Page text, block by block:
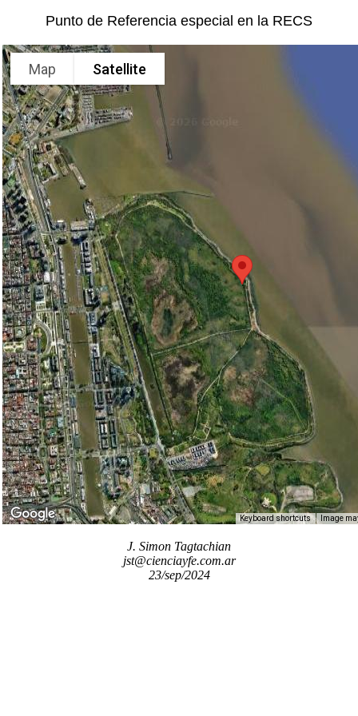
Punto de Referencia especial en la RECS
Map Satellite
Keyboard shortcuts Image
J. Simon Tagtachian
jst@cienciayfe.com.ar
23/sep/2024